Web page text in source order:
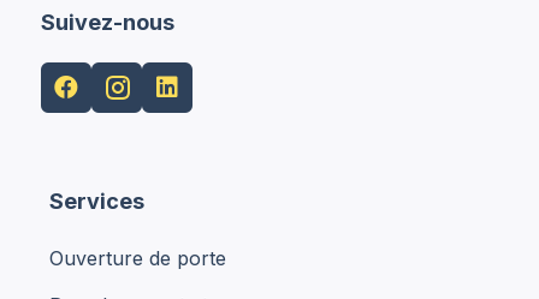
Suivez-nous
 
Services
Ouverture de porte